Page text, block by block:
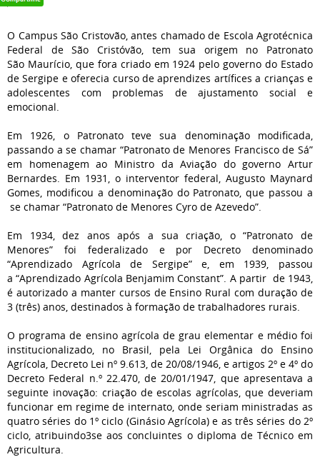
O Campus São Cristovão, antes chamado de Escola Agrotécnica
Federal de São Cristóvão, tem sua origem no Patronato
São Maurício, que fora criado em 1924 pelo governo do Estado
de Sergipe e oferecia curso de aprendizes artífices a crianças e
adolescentes com problemas de ajustamento social e
emocional.
Em 1926, o Patronato teve sua denominação modificada,
passando a se chamar “Patronato de Menores Francisco de Sá”
em homenagem ao Ministro da Aviação do governo Artur
Bernardes. Em 1931, o interventor federal, Augusto Maynard
Gomes, modificou a denominação do Patronato, que passou a
se chamar “Patronato de Menores Cyro de Azevedo”.
Em 1934, dez anos após a sua criação, o “Patronato de
Menores” foi federalizado e por Decreto denominado
“Aprendizado Agrícola de Sergipe” e, em 1939, passou
a “Aprendizado Agrícola Benjamim Constant”. A partir de 1943,
é autorizado a manter cursos de Ensino Rural com duração de
3 (três) anos, destinados à formação de trabalhadores rurais.
O programa de ensino agrícola de grau elementar e médio foi
institucionalizado, no Brasil, pela Lei Orgânica do Ensino
Agrícola, Decreto Lei nº 9.613, de 20/08/1946, e artigos 2º e 4º do
Decreto Federal n.º 22.470, de 20/01/1947, que apresentava a
seguinte inovação: criação de escolas agrícolas, que deveriam
funcionar em regime de internato, onde seriam ministradas as
quatro séries do 1º ciclo (Ginásio Agrícola) e as três séries do 2º
ciclo, atribuindo3se aos concluintes o diploma de Técnico em
Agricultura.